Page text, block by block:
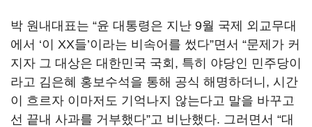
박 원내대표는 “윤 대통령은 지난 9월 국제 외교무대
에서 ‘이 XX들’이라는 비속어를 썼다”면서 “문제가 커
지자 그 대상은 대한민국 국회, 특히 야당인 민주당이
라고 김은혜 홍보수석을 통해 공식 해명하더니, 시간
이 흐르자 이마저도 기억나지 않는다고 말을 바꾸고
선 끝내 사과를 거부했다”고 비난했다. 그러면서 “대